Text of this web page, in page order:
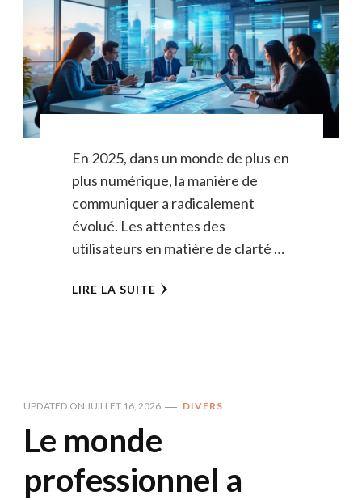
En 2025, dans un monde de plus en
plus numérique, la manière de
communiquer a radicalement
évolué. Les attentes des
utilisateurs en matière de clarté …
LIRE LA SUITE
UPDATED ON JUILLET 16, 2026 DIVERS
Le monde
professionnel a